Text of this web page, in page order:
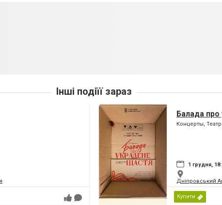
Інші подіїї зараз
Балада
Концерты,
1 грудня,
Дніпровський
Купити